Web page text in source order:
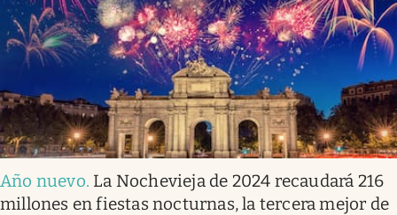
Año nuevo. La Nochevieja de 2024 recaudará 216
millones en fiestas nocturnas, la tercera mejor de